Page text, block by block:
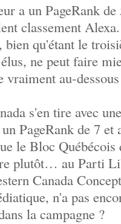
a un PageRank
classement Alexa.
qu'étant le
ne peut faire
vraiment au-
s'en tire avec
PageRank de 7
le Bloc
plutôt… au Parti
Canada
n'a pas
la campagne ?